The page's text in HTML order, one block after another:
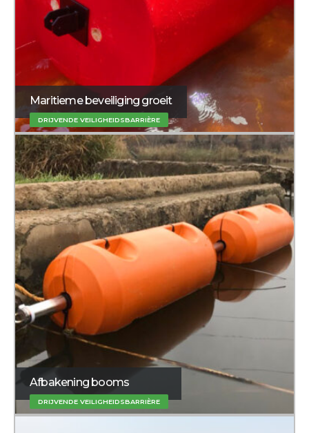
Maritieme beveiliging groeit
DRIJVENDE VEILIGHEIDSBARRIÈRE
Afbakening booms
DRIJVENDE VEILIGHEIDSBARRIÈRE